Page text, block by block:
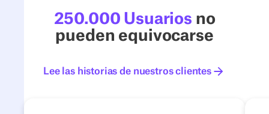
250.000 Usuarios no
pueden equivocarse
Lee las historias de nuestros
Lee las historias de nuestros clientes